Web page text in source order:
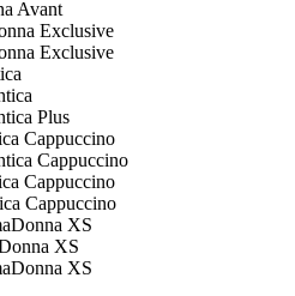
Avant
Exclusive
Exclusive
Plus
Cappuccino
Cappuccino
Cappuccino
Cappuccino
XS
XS
XS